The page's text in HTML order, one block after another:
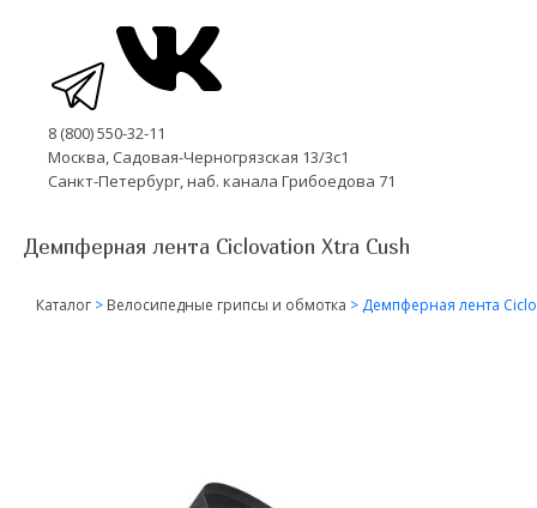
8 (800) 550-32-11
Москва, Садовая-Черногрязская 13/3с1
Санкт-Петербург, наб. канала Грибоедова 71
Демпферная лента Ciclovation Xtra Cush
Каталог > Велосипедные грипсы и обмотка > Демпферная лента